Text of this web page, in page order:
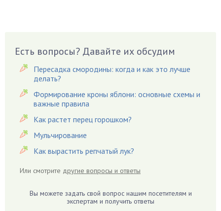
Вишня
Вредители
Гардения
Гацания
Гвоздики
Георгины
Герань
Гиацинт
Гиппеаструм
Есть вопросы? Давайте их обсудим
Пересадка смородины: когда и как это лучше
делать?
Формирование кроны яблони: основные схемы и
важные правила
Как растет перец горошком?
Мульчирование
Как вырастить репчатый лук?
Или смотрите другие вопросы и ответы
Вы можете задать свой вопрос нашим посетителям и
экспертам и получить ответы